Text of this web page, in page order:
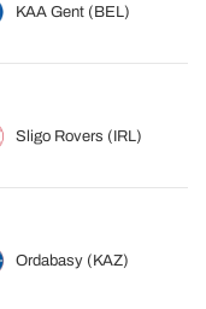
KAA Gent (BEL)
Sligo Rovers (IRL)
Ordabasy (KAZ)